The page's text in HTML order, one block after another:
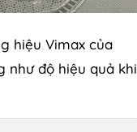
hiệu Vimax của
như độ hiệu quả khi